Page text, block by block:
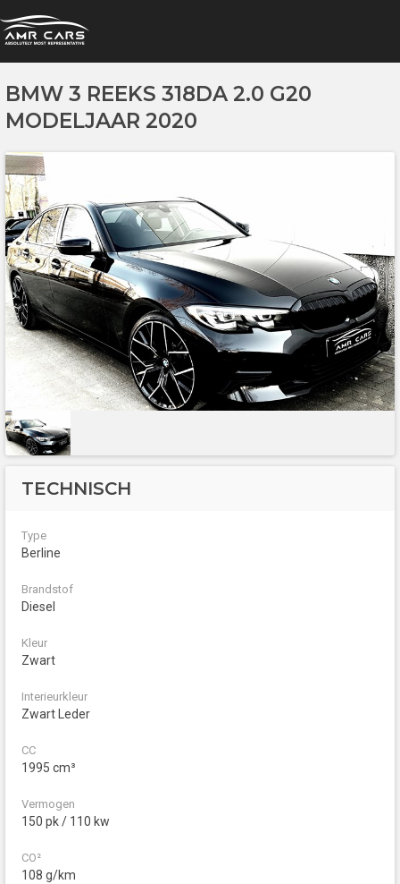
BMW 3 REEKS 318DA 2.0 G20
MODELJAAR 2020
TECHNISCH
Type
Berline
Brandstof
Diesel
Kleur
Zwart
Interieurkleur
Zwart Leder
CC
1995 cm³
Vermogen
150 pk / 110 kw
CO²
108 g/km